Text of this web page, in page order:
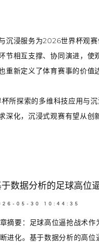
沉浸服务为2026世界杯观
节相互支撑、协同演进，使
重新定义了体育赛事的价值
所探索的多维科技应用与
深化，沉浸式观赛有望从创
数据分析的足球高位
05-30 10:44:35
摘要：足球高位逼抢战术
进化。基于数据分析的高